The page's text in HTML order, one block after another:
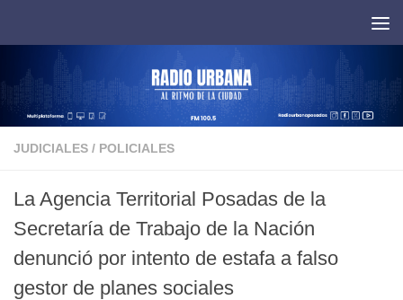
JUDICIALES / POLICIALES
La Agencia Territorial Posadas de la
Secretaría de Trabajo de la Nación
denunció por intento de estafa a falso
gestor de planes sociales